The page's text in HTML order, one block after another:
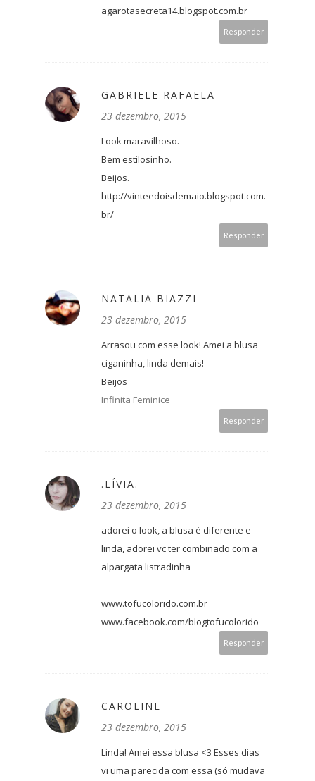
agarotasecreta14.blogspot.com.br
Responder
GABRIELE RAFAELA
23 dezembro, 2015
Look maravilhoso.
Bem estilosinho.
Beijos.
http://vinteedoisdemaio.blogspot.com.
br/
Responder
NATALIA BIAZZI
23 dezembro, 2015
Arrasou com esse look! Amei a blusa
ciganinha, linda demais!
Beijos
Infinita Feminice
Responder
.LÍVIA.
23 dezembro, 2015
adorei o look, a blusa é diferente e
linda, adorei vc ter combinado com a
alpargata listradinha
www.tofucolorido.com.br
www.facebook.com/blogtofucolorido
Responder
CAROLINE
23 dezembro, 2015
Linda! Amei essa blusa <3 Esses dias
vi uma parecida com essa (só mudava